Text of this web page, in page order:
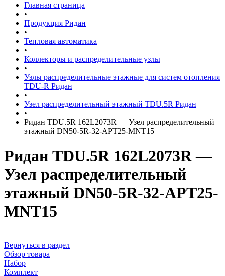
Главная страница
•
Продукция Ридан
•
Тепловая автоматика
•
Коллекторы и распределительные узлы
•
Узлы распределительные этажные для систем отопления
TDU-R Ридан
•
Узел распределительный этажный TDU.5R Ридан
•
Ридан TDU.5R 162L2073R — Узел распределительный
этажный DN50-5R-32-APT25-MNT15
Ридан TDU.5R 162L2073R —
Узел распределительный
этажный DN50-5R-32-APT25-
MNT15
Вернуться в раздел
Обзор товара
Набор
Комплект